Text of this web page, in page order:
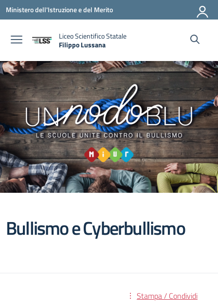
Vai ai contenuti
Vai al menu di navigazione
Vai al footer
Ministero dell'Istruzione e del Merito
Liceo Scientifico Statale
Filippo Lussana
Bullismo e Cyberbullismo
Stampa / Condividi